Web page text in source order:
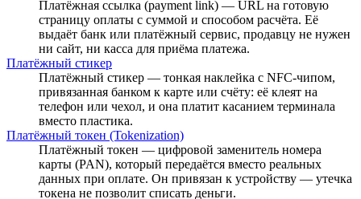
Платёжная ссылка (payment link) — URL на готовую
страницу оплаты с суммой и способом расчёта. Её
выдаёт банк или платёжный сервис, продавцу не нужен
ни сайт, ни касса для приёма платежа.
Платёжный стикер
Платёжный стикер — тонкая наклейка с NFC-чипом,
привязанная банком к карте или счёту: её клеят на
телефон или чехол, и она платит касанием терминала
вместо пластика.
Платёжный токен (Tokenization)
Платёжный токен — цифровой заменитель номера
карты (PAN), который передаётся вместо реальных
данных при оплате. Он привязан к устройству — утечка
токена не позволит списать деньги.